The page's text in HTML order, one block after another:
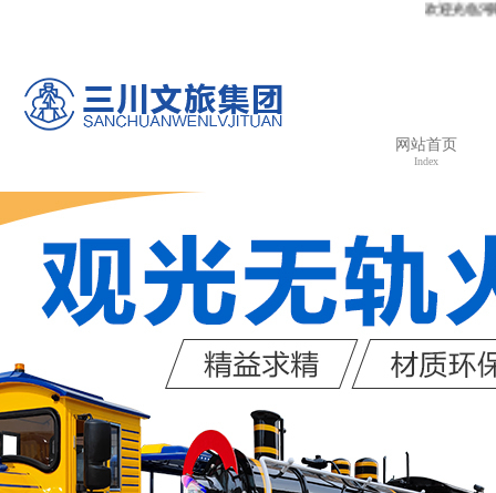
欢迎光临河南三川文旅集团
网站首页
Index